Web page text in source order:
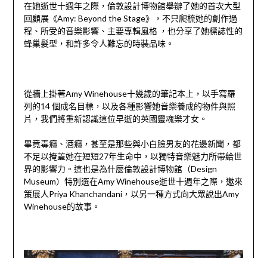
在她逝世十週年之際，倫敦設計博物館舉辦了她的首次大型
回顧展《Amy: Beyond the Stage》，不只爬梳她的創作過
程、所受的音樂影響、主要專輯風格 ，也分享了她標誌性的
蜂巢髮型，和許多令人難忘的時裝品味。
從牆上掛著Amy Winehouse十幾歲的筆記本上，以手寫羅
列的14 個成名目標，以及各種影響她音樂養成的物件與照
片，我們將重新認識這位早逝的英國靈魂樂才女。
畢竟毒癮、酒癮，甚至是那些與小白臉男友的花邊新聞，都
不足以掩蓋她在短短27年生命中，以獨特音樂魅力所帶給世
界的影響力。這也是為什麼倫敦設計博物館（Design
Museum）特別選在Amy Winehouse逝世十週年之際，邀來
策展人Priya Khanchandani，以另一種方式向大眾說出Amy
Winehouse的故事。